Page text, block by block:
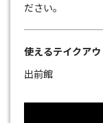
ださい。
使えるテイクア
出前館